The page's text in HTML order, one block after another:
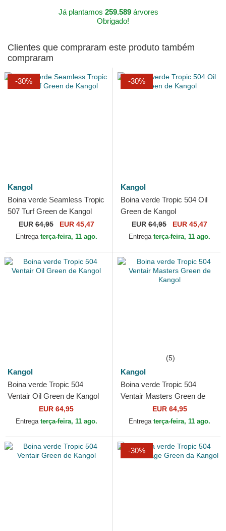
Já plantamos 259.589árvores
Obrigado!
Clientes que compraram este produto também
compraram
-30%
Kangol
Boina verde Seamless Tropic
507 Turf Green de Kangol
EUR64,95 EUR 45,47
Entrega terça-feira, 11 ago.
-30%
Kangol
Boina verde Tropic 504 Oil
Green de Kangol
EUR 64,95 EUR 45,47
Entrega terça-feira, 11 ago.
Kangol
Boina verde Tropic 504
Ventair Oil Green de Kangol
EUR 64,95
Entrega terça-feira, 11 ago.
(5)
Kangol
Boina verde Tropic 504
Ventair Masters Green de
EUR 64,95
Entrega terça-feira, 11 ago.
-30%